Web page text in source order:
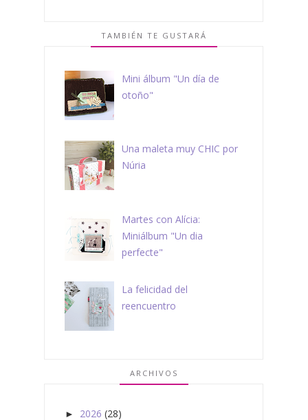
TAMBIÉN TE GUSTARÁ
Mini álbum "Un día de
otoño"
Una maleta muy CHIC por
Núria
Martes con Alícia:
Miniálbum "Un dia
perfecte"
La felicidad del
reencuentro
ARCHIVOS
► 2026 (28)